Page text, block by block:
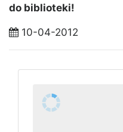
do biblioteki!
10-04-2012